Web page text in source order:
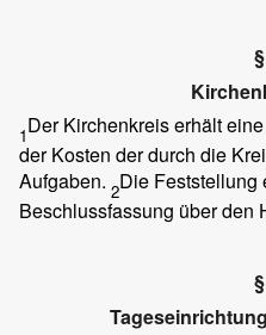
1Der Kirchenkreis erhält
der Kosten der durch die
Aufgaben. 2Die Feststellung
Beschlussfassung über den